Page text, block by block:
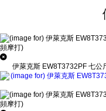
伊萊克斯 EW8T3732PF 七公